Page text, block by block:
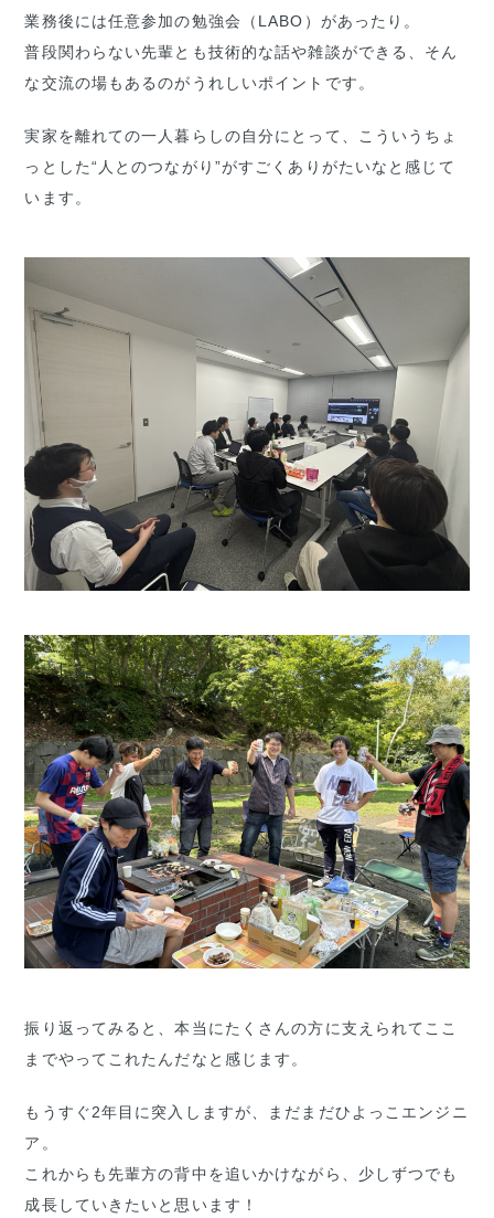
業務後には任意参加の勉強会（LABO）があったり。
普段関わらない先輩とも技術的な話や雑談ができる、そん
な交流の場もあるのがうれしいポイントです。
実家を離れての一人暮らしの自分にとって、こういうちょ
っとした“人とのつながり”がすごくありがたいなと感じて
います。
振り返ってみると、本当にたくさんの方に支えられてここ
までやってこれたんだなと感じます。
もうすぐ2年目に突入しますが、まだまだひよっこエンジニ
ア。
これからも先輩方の背中を追いかけながら、少しずつでも
成長していきたいと思います！